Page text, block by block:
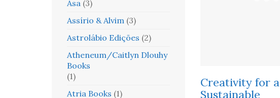
Creativity for a
Sustainable
Asa (3)
Assírio & Alvim (3)
Astrolábio Edições (2)
Atheneum/Caitlyn Dlouhy
Books
(1)
Atria Books (1)